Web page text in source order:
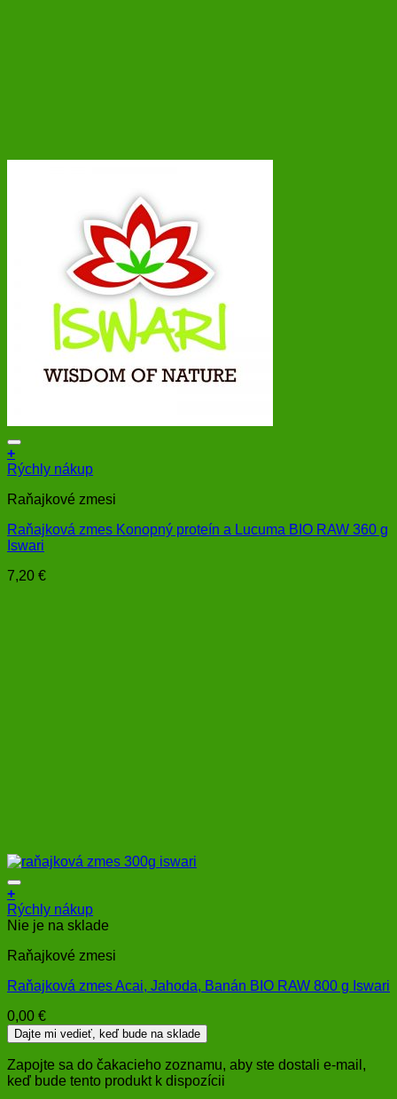
+
Rýchly nákup
Raňajkové zmesi
Raňajková zmes Konopný proteín a Lucuma BIO RAW 360 g
Iswari
7,20 €
+
Rýchly nákup
Nie je na sklade
Raňajkové zmesi
Raňajková zmes Acai, Jahoda, Banán BIO RAW 800 g Iswari
0,00 €
Dajte mi vedieť, keď bude na sklade
Zapojte sa do čakacieho zoznamu, aby ste dostali e-mail,
keď bude tento produkt k dispozícii